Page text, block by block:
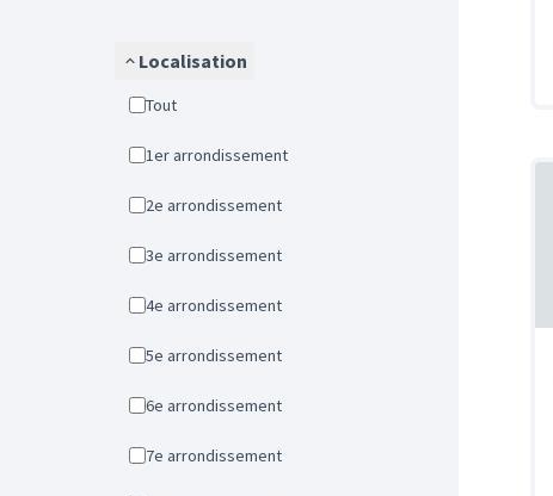
Localisation
Tout
1er arrondissement
2e arrondissement
3e arrondissement
4e arrondissement
5e arrondissement
6e arrondissement
7e arrondissement